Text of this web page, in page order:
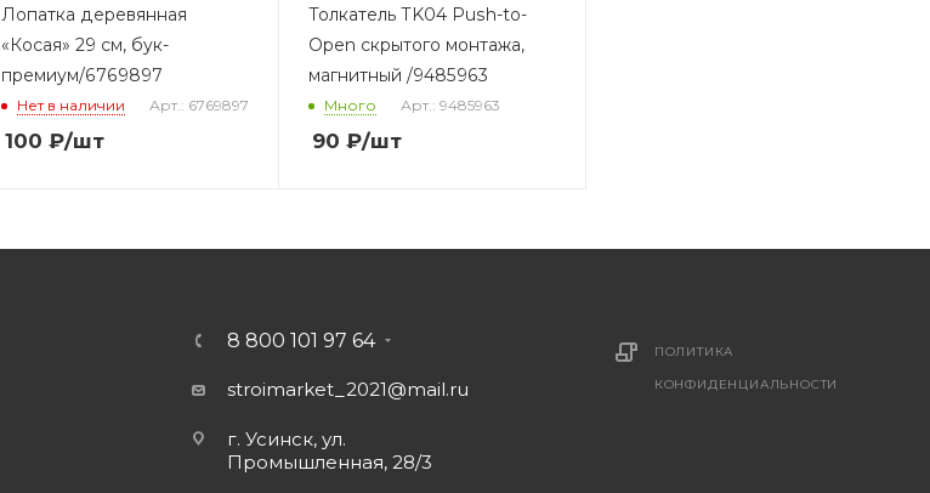
Лопатка деревянная
«Косая» 29 см, бук-
премиум/6769897
Нет в наличии Арт.: 6769897
100 ₽/шт
Толкатель TK04 Push-to-
Open скрытого монтажа,
магнитный /9485963
Много Арт.: 9485963
90 ₽/шт
8 800 101 97 64
stroimarket_2021@mail.ru
г. Усинск, ул.
Промышленная, 28/3
ПОЛИТИКА
КОНФИДЕНЦИАЛЬНОСТИ